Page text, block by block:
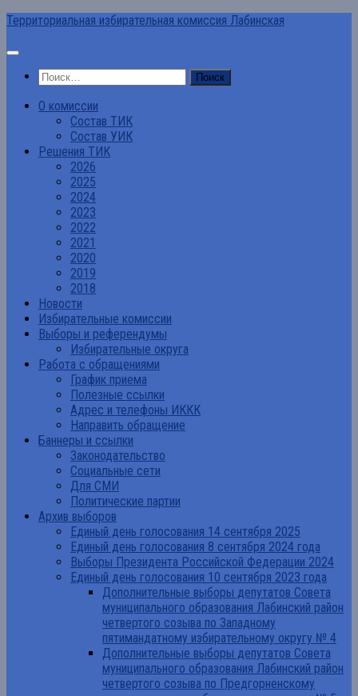
Перейти
содержимому
Территориальная избирательная комиссия Лабинская
Найти:
О комиссии
Состав ТИК
Состав УИК
Решения ТИК
2026
2025
2024
2023
2022
2021
2020
2019
2018
Новости
Избирательные комиссии
Выборы и референдумы
Избирательные округа
Работа с обращениями
График приема
Полезные ссылки
Адрес и телефоны ИККК
Направить обращение
Баннеры и ссылки
Законодательство
Социальные сети
Для СМИ
Политические партии
Архив выборов
Единый день голосования 14 сентября 2025
Единый день голосования 8 сентября 2024 года
Выборы Президента Российской Федерации 2024
Единый день голосования 10 сентября 2023 года
Дополнительные выборы депутатов Совета
муниципального образования Лабинский район
четвертого созыва по Западному
пятимандатному избирательному округу № 4
Дополнительные выборы депутатов Совета
муниципального образования Лабинский район
четвертого созыва по Предгорненскому